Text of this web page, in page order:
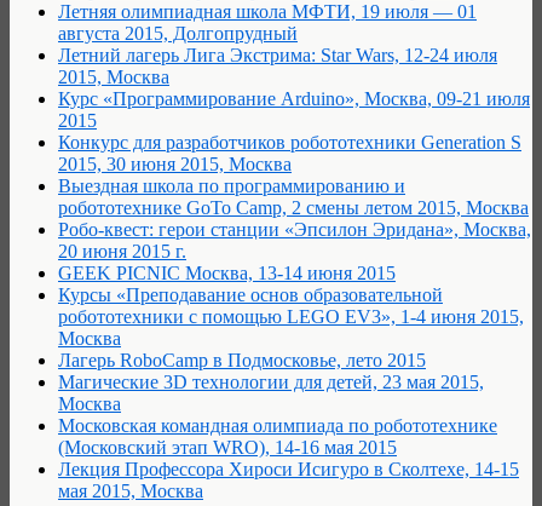
Летняя олимпиадная школа МФТИ, 19 июля — 01
августа 2015, Долгопрудный
Летний лагерь Лига Экстрима: Star Wars, 12-24 июля
2015, Москва
Курс «Программирование Arduino», Москва, 09-21 июля
2015
Конкурс для разработчиков робототехники Generation S
2015, 30 июня 2015, Москва
Выездная школа по программированию и
робототехнике GoTo Camp, 2 смены летом 2015, Москва
Робо-квест: герои станции «Эпсилон Эридана», Москва,
20 июня 2015 г.
GEEK PICNIC Москва, 13-14 июня 2015
Курсы «Преподавание основ образовательной
робототехники с помощью LEGO EV3», 1-4 июня 2015,
Москва
Лагерь RoboCamp в Подмосковье, лето 2015
Магические 3D технологии для детей, 23 мая 2015,
Москва
Московская командная олимпиада по робототехнике
(Московский этап WRO), 14-16 мая 2015
Лекция Профессора Хироcи Исигуро в Сколтехе, 14-15
мая 2015, Москва